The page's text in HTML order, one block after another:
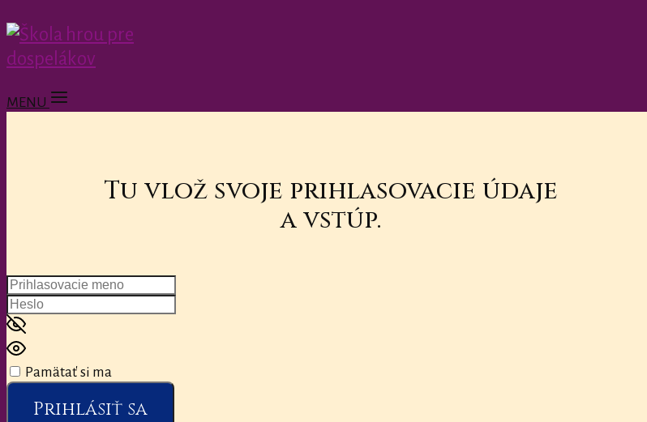
MENU
Tu vlož svoje prihlasovacie údaje
a vstúp.
Pamätať si ma
Prihlásiť sa